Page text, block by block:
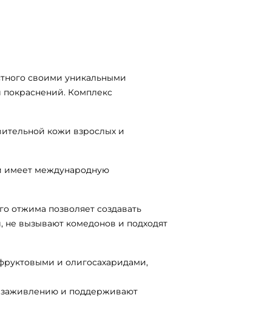
своими уникальными
Комплекс
кожи взрослых и
имеет международную
отжима позволяет создавать
не вызывают комедонов и подходят
и олигосахаридами,
заживлению и поддерживают